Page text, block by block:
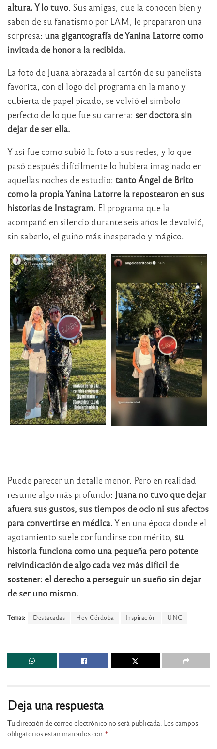
altura. Y lo tuvo. Sus amigas, que la conocen bien y
saben de su fanatismo por LAM, le prepararon una
sorpresa: una gigantografía de Yanina Latorre como
invitada de honor a la recibida.
La foto de Juana abrazada al cartón de su panelista
favorita, con el logo del programa en la mano y
cubierta de papel picado, se volvió el símbolo
perfecto de lo que fue su carrera: ser doctora sin
dejar de ser ella.
Y así fue como subió la foto a sus redes, y lo que
pasó después difícilmente lo hubiera imaginado en
aquellas noches de estudio: tanto Ángel de Brito
como la propia Yanina Latorre la repostearon en sus
historias de Instagram. El programa que la
acompañó en silencio durante seis años le devolvió,
sin saberlo, el guiño más inesperado y mágico.
Puede parecer un detalle menor. Pero en realidad
resume algo más profundo: Juana no tuvo que dejar
afuera sus gustos, sus tiempos de ocio ni sus afectos
para convertirse en médica.Y en una época donde el
agotamiento suele confundirse con mérito, su
historia funciona como una pequeña pero potente
reivindicación de algo cada vez más difícil de
sostener: el derecho a perseguir un sueño sin dejar
de ser uno mismo.
Temas: Destacadas Hoy Córdoba Inspiración UNC
Deja una respuesta
Tu dirección de correo electrónico no será publicada. Los campos
obligatorios están marcados con *